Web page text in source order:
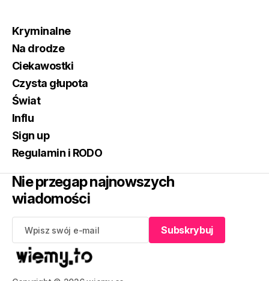
Kryminalne
Na drodze
Ciekawostki
Czysta głupota
Świat
Influ
Sign up
Regulamin i RODO
Nie przegap najnowszych
wiadomości
Subskrybuj
Subskrybuj